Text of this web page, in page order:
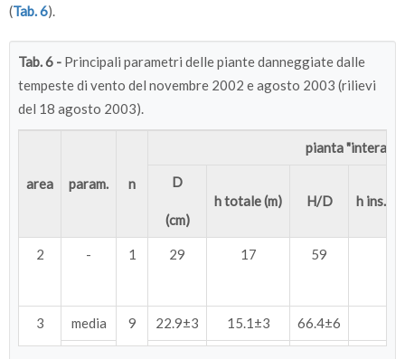
(Tab. 6).
Tab. 6 - Principali parametri delle piante danneggiate dalle
tempeste di vento del novembre 2002 e agosto 2003 (rilievi
del 18 agosto 2003).
area param. n
pianta "intera"
D
(cm)
h totale (m) H/D h ins.
2 - 1 29 17 59
3 media 9 22.9±3 15.1±3 66.4±6